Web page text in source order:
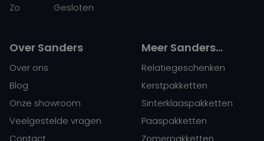
Zo
Gesloten
Over Sanders
Over ons
Blog
Onze showroom
Veelgestelde vragen
Contact
Meer Sanders…
Relatiegeschenken
Kerstpakketten
Sinterklaaspakketten
Paaspakketten
Zomerpakketten